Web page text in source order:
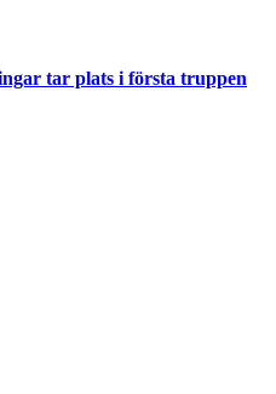
tar plats i första truppen